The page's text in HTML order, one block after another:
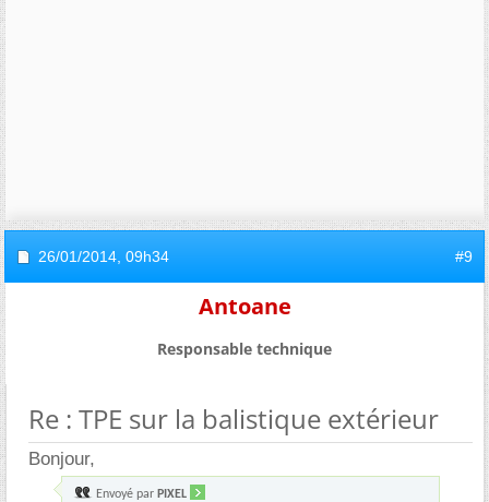
26/01/2014, 09h34 #9
Antoane
Responsable technique
Re : TPE sur la balistique extérieur
Bonjour,
Envoyé par PIXEL